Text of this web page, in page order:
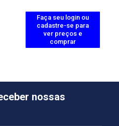
Faça seu login ou
cadastre-se para
ver preços e
comprar
nossas